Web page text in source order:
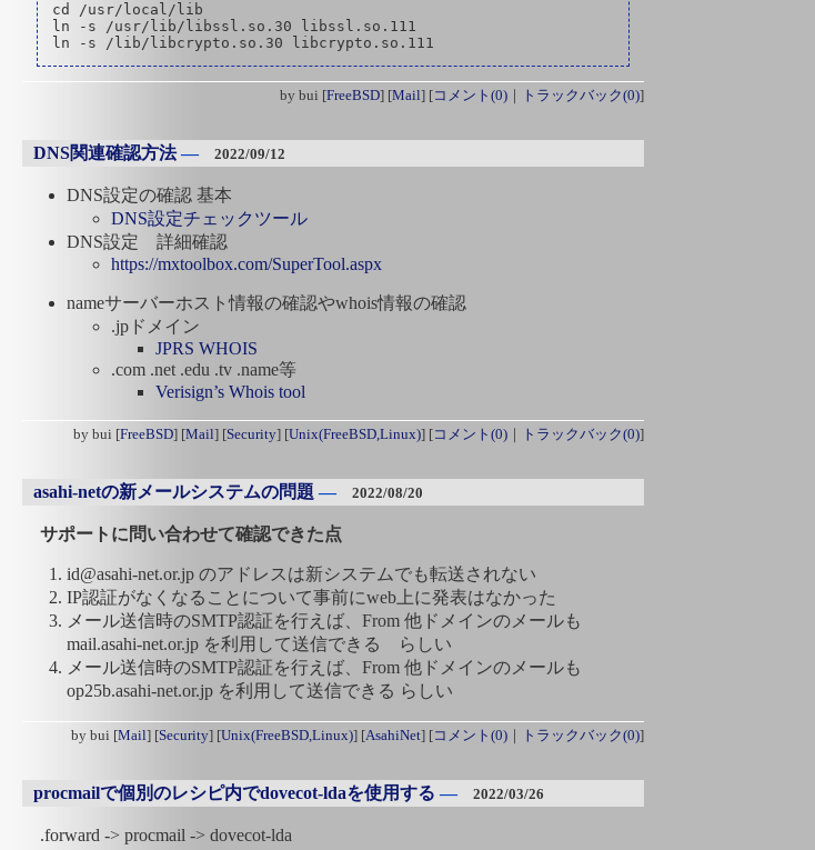
cd /usr/local/lib
ln -s /usr/lib/libssl.so.30 libssl.so.111
by bui [FreeBSD] [Mail] [コメント(0) ｜ トラックバック(0)]
DNS関連確認方法― 2022/09/12
DNS設定の確認 基本
DNS設定チェックツール
DNS設定 詳細確認
https://mxtoolbox.com/SuperTool.aspx
nameサーバーホスト情報の確認やwhois情報の確認
.jpドメイン
JPRS WHOIS
.com .net .edu .tv .name等
Verisign’s Whois tool
by bui [FreeBSD] [Mail] [Security] [Unix(FreeBSD,Linux)] [コメント(0) ｜ トラックバック(0)]
asahi-netの新メールシステムの問題 ― 2022/08/20
サポートに問い合わせて確認できた点
id@asahi-net.or.jp のアドレスは新システムでも転送されない
IP認証がなくなることについて事前にweb上に発表はなかった
メール送信時のSMTP認証を行えば、From 他ドメインのメールも
mail.asahi-net.or.jp を利用して送信できる らしい
メール送信時のSMTP認証を行えば、From 他ドメインのメールも
op25b.asahi-net.or.jp を利用して送信できる らしい
by bui [Mail] [Security] [Unix(FreeBSD,Linux)] [AsahiNet] [コメント(0) ｜ トラックバック(0)]
procmailで個別のレシピ内でdovecot-ldaを使用する ― 2022/03/26
.forward -> procmail -> dovecot-lda